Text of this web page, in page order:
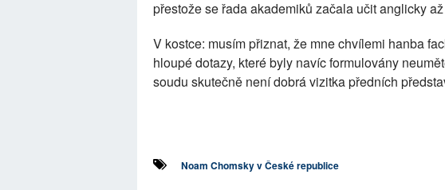
přestože se řada akademiků začala učit anglicky
V kostce: musím přiznat, že mne chvílemi hanba
hloupé dotazy, které byly navíc formulovány
soudu skutečně není dobrá vizitka předních
Noam Chomsky v České republice